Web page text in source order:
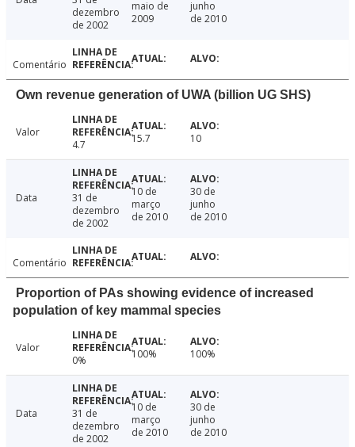
dezembro
de 2002
maio de
2009
junho
de 2010
Comentário
Own revenue generation of UWA (billion UG SHS)
Valor
4.7
15.7 10
Data
31 de
dezembro
de 2002
10 de
março
de 2010
30 de
junho
de 2010
Comentário
Proportion of PAs showing evidence of increased
population of key mammal species
Valor
0%
100% 100%
Data
31 de
dezembro
de 2002
10 de
março
de 2010
30 de
junho
de 2010